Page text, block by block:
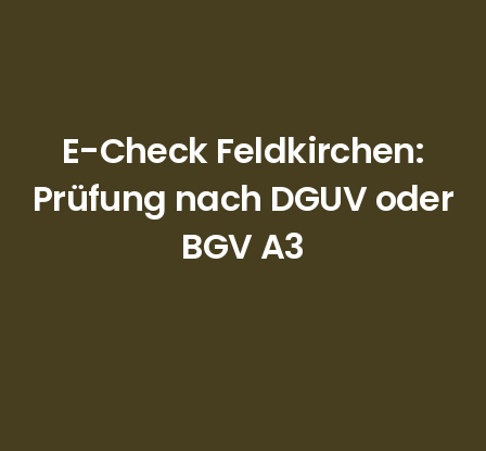
E-Check Feldkirchen:
Prüfung nach DGUV oder
BGV A3